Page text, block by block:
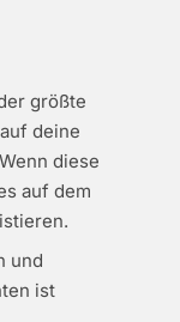
größte
deine
diese
auf dem
und
ist